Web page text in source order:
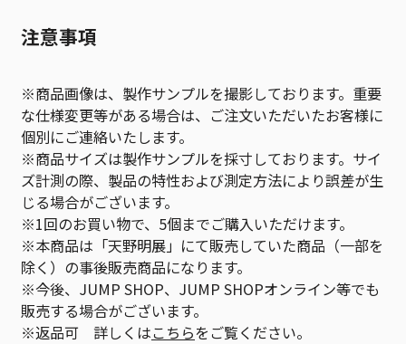
注意事項
※商品画像は、製作サンプルを撮影しております。重要
な仕様変更等がある場合は、ご注文いただいたお客様に
個別にご連絡いたします。
※商品サイズは製作サンプルを採寸しております。サイ
ズ計測の際、製品の特性および測定方法により誤差が生
じる場合がございます。
※1回のお買い物で、5個までご購入いただけます。
※本商品は「天野明展」にて販売していた商品（一部を
除く）の事後販売商品になります。
※今後、JUMP SHOP、JUMP SHOPオンライン等でも
販売する場合がございます。
※返品可 詳しくはこちらをご覧ください。